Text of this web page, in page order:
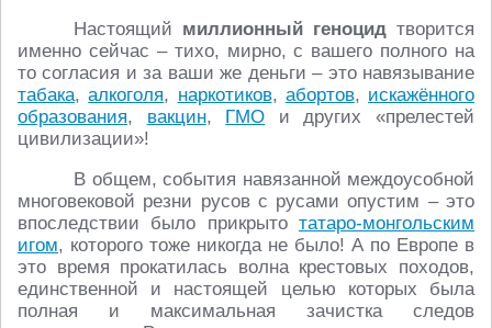
Настоящий миллионный геноцид творится
именно сейчас – тихо, мирно, с вашего полного на
то согласия и за ваши же деньги – это навязывание
табака,алкоголя, наркотиков, абортов, искажённого
образования, вакцин, ГМО и других «прелестей
цивилизации»!
В общем, события навязанной междоусобной
многовековой резни русов с русами опустим – это
впоследствии было прикрыто татаро-монгольским
игом, которого тоже никогда не было! А по Европе в
это время прокатилась волна крестовых походов,
единственной и настоящей целью которых была
полная и максимальная зачистка следов